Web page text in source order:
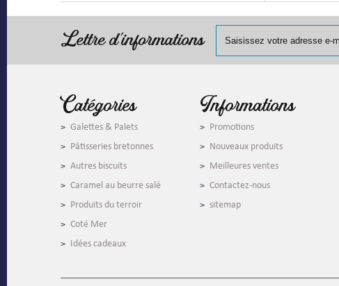
Lettre d'informations
Catégories
Galettes & Palets
Pâtisseries bretonnes
Autres biscuits
Caramel au beurre salé
Produits du terroir
Coté Mer
Idées cadeaux
Informations
Promotions
Nouveaux produits
Meilleures ventes
Contactez-nous
sitemap